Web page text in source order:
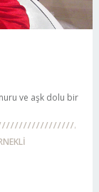
ve aşk dolu bir